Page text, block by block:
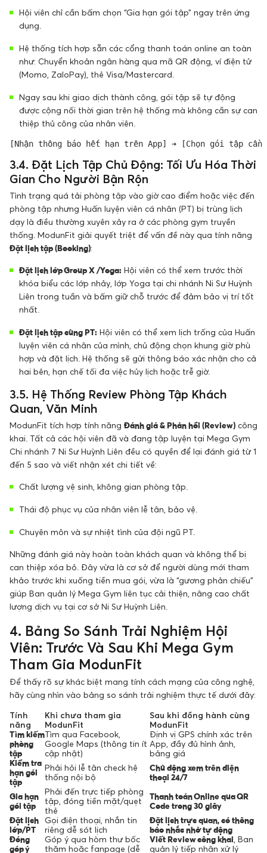
Hội viên chỉ cần bấm chọn “Gia hạn gói tập” ngay trên ứng
dụng.
Hệ thống tích hợp sẵn các cổng thanh toán online an toàn
như: Chuyển khoản ngân hàng qua mã QR động, ví điện tử
(Momo, ZaloPay), thẻ Visa/Mastercard.
Ngay sau khi giao dịch thành công, gói tập sẽ tự động
được cộng nối thời gian trên hệ thống mà không cần sự can
thiệp thủ công của nhân viên.
3.4. Đặt Lịch Tập Chủ Động: Tối Ưu Hóa Thời
Gian Cho Người Bận Rộn
Tình trạng quá tải phòng tập vào giờ cao điểm hoặc việc đến
phòng tập nhưng Huấn luyện viên cá nhân (PT) bị trùng lịch
dạy là điều thường xuyên xảy ra ở các phòng gym truyền
thống. ModunFit giải quyết triệt để vấn đề này qua tính năng
Đặt lịch tập (Booking):
Đặt lịch lớp Group X / Yoga: Hội viên có thể xem trước thời
khóa biểu các lớp nhảy, lớp Yoga tại chi nhánh Ni Sư Huỳnh
Liên trong tuần và bấm giữ chỗ trước để đảm bảo vị trí tốt
nhất.
Đặt lịch tập cùng PT: Hội viên có thể xem lịch trống của Huấn
luyện viên cá nhân của mình, chủ động chọn khung giờ phù
hợp và đặt lịch. Hệ thống sẽ gửi thông báo xác nhận cho cả
hai bên, hạn chế tối đa việc hủy lịch hoặc trễ giờ.
3.5. Hệ Thống Review Phòng Tập Khách
Quan, Văn Minh
ModunFit tích hợp tính năng Đánh giá & Phản hồi (Review) công
khai. Tất cả các hội viên đã và đang tập luyện tại Mega Gym
Chi nhánh 7 Ni Sư Huỳnh Liên đều có quyền để lại đánh giá từ 1
đến 5 sao và viết nhận xét chi tiết về:
Chất lượng vệ sinh, không gian phòng tập.
Thái độ phục vụ của nhân viên lễ tân, bảo vệ.
Chuyên môn và sự nhiệt tình của đội ngũ PT.
Những đánh giá này hoàn toàn khách quan và không thể bị
can thiệp xóa bỏ. Đây vừa là cơ sở để người dùng mới tham
khảo trước khi xuống tiền mua gói, vừa là “gương phản chiếu”
giúp Ban quản lý Mega Gym liên tục cải thiện, nâng cao chất
lượng dịch vụ tại cơ sở Ni Sư Huỳnh Liên.
4. Bảng So Sánh Trải Nghiệm Hội
Viên: Trước Và Sau Khi Mega Gym
Tham Gia ModunFit
Để thấy rõ sự khác biệt mang tính cách mạng của công nghệ,
hãy cùng nhìn vào bảng so sánh trải nghiệm thực tế dưới đây:
Tính
năng
Khi chưa tham gia
ModunFit
Sau khi đồng hành cùng
ModunFit
Tìm kiếm
phòng
tập
Tìm qua Facebook,
Google Maps (thông tin ít
cập nhật)
Định vị GPS chính xác trên
App, đầy đủ hình ảnh,
bảng giá
Kiểm tra
hạn gói
tập
Phải hỏi lễ tân check hệ
thống nội bộ
Chủ động xem trên điện
thoại 24/7
Gia hạn
gói tập
Phải đến trực tiếp phòng
tập, đóng tiền mặt/quẹt
thẻ
Thanh toán Online qua QR
Code trong 30 giây
Đặt lịch
lớp/PT
Gọi điện thoại, nhắn tin
riêng dễ sót lịch
Đặt lịch trực quan, có thông
báo nhắc nhở tự động
Đóng
góp ý
Góp ý qua hòm thư bốc
thăm hoặc fanpage (dễ
Viết Review công khai , Ban
quản lý tiếp nhận xử lý